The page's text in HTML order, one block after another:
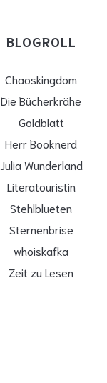
BLOGROLL
Chaoskingdom
Die Bücherkrähe
Goldblatt
Herr Booknerd
Julia Wunderland
Literatouristin
Stehlblueten
Sternenbrise
whoiskafka
Zeit zu Lesen